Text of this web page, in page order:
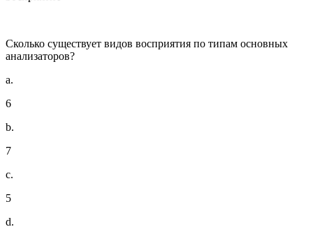
Сколько существует видов восприятия по типам основных
анализаторов?
a.
6
b.
7
c.
5
d.